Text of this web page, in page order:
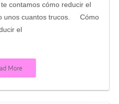
contamos cómo reducir el
unos cuantos trucos. Cómo
el
More